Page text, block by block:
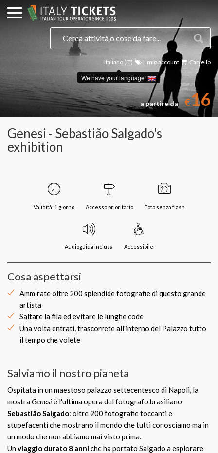
Italiano (IT)
We have your language!
Il mio account Carrello
a partire da €16
Genesi - Sebastião Salgado's
exhibition
Validità: 1 giorno Accesso prioritario Foto senza flash
Audioguida inclusa Accessibile
Cosa aspettarsi
Ammirate oltre 200 splendide fotografie di questo grande
artista
Saltare la fila ed evitare le lunghe code
Una volta entrati, trascorrete all'interno del Palazzo tutto
il tempo che volete
Salviamo il nostro pianeta
Ospitata in un maestoso palazzo settecentesco di Napoli, la
mostraGenesiè l'ultima opera del fotografo brasiliano
Sebastião Salgado: oltre 200 fotografie toccanti e
stupefacenti che mostrano il mondo che tutti conosciamo ma in
un modo che non abbiamo mai visto prima.
Unviaggio durato 8 anniche ha portato Salgado a esplorare